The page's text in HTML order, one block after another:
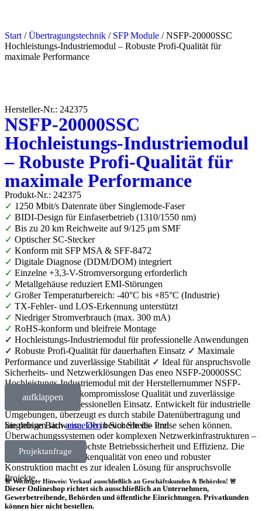
Start /Übertragungstechnik / SFP Module / NSFP-20000SSC
Hochleistungs-Industriemodul – Robuste Profi-Qualität für
maximale Performance
Hersteller-Nr.: 242375
NSFP-20000SSC
Hochleistungs-Industriemodul
– Robuste Profi-Qualität für
maximale Performance
Produkt-Nr.: 242375
✓ 1250 Mbit/s Datenrate über Singlemode-Faser
✓ BIDI-Design für Einfaserbetrieb (1310/1550 nm)
✓ Bis zu 20 km Reichweite auf 9/125 μm SMF
✓ Optischer SC-Stecker
✓ Konform mit SFP MSA & SFF-8472
✓ Digitale Diagnose (DDM/DOM) integriert
✓ Einzelne +3,3-V-Stromversorgung erforderlich
✓ Metallgehäuse reduziert EMI-Störungen
✓ Großer Temperaturbereich: -40°C bis +85°C (Industrie)
✓ TX-Fehler- und LOS-Erkennung unterstützt
✓ Niedriger Stromverbrauch (max. 300 mA)
✓ RoHS-konform und bleifreie Montage
✓ Hochleistungs-Industriemodul für professionelle Anwendungen
✓ Robuste Profi-Qualität für dauerhaften Einsatz ✓ Maximale
Performance und zuverlässige Stabilität ✓ Ideal für anspruchsvolle
Sicherheits- und Netzwerklösungen Das eneo NSFP-20000SSC
Hochleistungs-Industriemodul mit der Herstellernummer NSFP-
20000SSC steht für kompromisslose Qualität und zuverlässige
Performance im professionellen Einsatz. Entwickelt für industrielle
Umgebungen, überzeugt es durch stabile Datenübertragung und
langlebige Bauweise. Ob in Sicherheits- und
Überwachungssystemen oder komplexen Netzwerkinfrastrukturen –
dieses Modul bietet höchste Betriebssicherheit und Effizienz. Die
Kombination aus Markenqualität von eneo und robuster
Konstruktion macht es zur idealen Lösung für anspruchsvolle
Projekte.
aufklappen
Sie müssen sichanmeldenbevor Sie die Preise sehen können.
Projektanfrage
🚨 Wichtiger Hinweis: Verkauf ausschließlich an Geschäftskunden & Behörden! 🚨
Dieser Onlineshop richtet sich ausschließlich an Unternehmen,
Gewerbetreibende, Behörden und öffentliche Einrichtungen. Privatkunden
können hier nicht bestellen.